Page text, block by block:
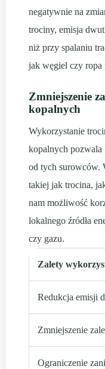
negatywnie na
trociny, emisja
niż przy spalaniu
jak węgiel czy ropa
Zmniejszenie
kopalnych
Wykorzystanie
kopalnych pozwala
od tych surowców.
takiej jak trocina,
nam możliwość
lokalnego źródła
czy gazu.
Zalety
Redukcja emisji
Zmniejszenie
Ograniczenie